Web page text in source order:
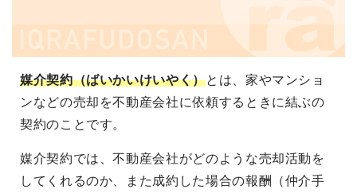
媒介契約（ばいかいけいやく）とは、家やマンショ
ンなどの売却を不動産会社に依頼するときに結ぶの
契約のことです。
媒介契約では、不動産会社がどのような売却活動を
してくれるのか、また成約した場合の報酬（仲介手